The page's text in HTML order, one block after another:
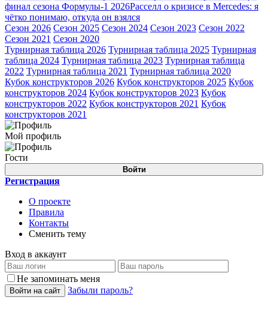
финал сезона Формулы-1 2026Расселл о кризисе в Mercedes: я
чётко понимаю, откуда он взялся
Сезон 2026 Сезон 2025 Сезон 2024 Сезон 2023 Сезон 2022
Сезон 2021 Сезон 2020
Турнирная таблица 2026 Турнирная таблица 2025 Турнирная
таблица 2024 Турнирная таблица 2023 Турнирная таблица
2022 Турнирная таблица 2021 Турнирная таблица 2020
Кубок конструкторов 2026 Кубок конструкторов 2025 Кубок
конструкторов 2024 Кубок конструкторов 2023 Кубок
конструкторов 2022 Кубок конструкторов 2021 Кубок
конструкторов 2021
Мой профиль
Гости
Войти
Регистрация
О проекте
Правила
Контакты
Сменить тему
Вход в аккаунт
Не запоминать меня
Войти на сайт Забыли пароль?